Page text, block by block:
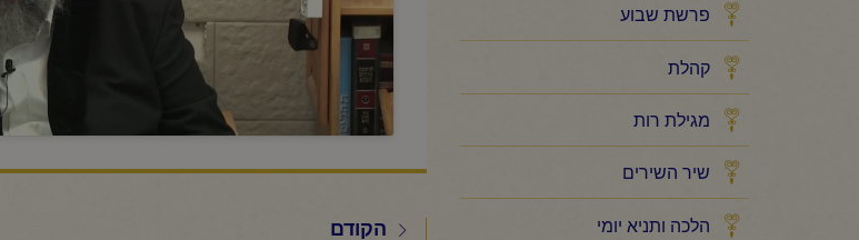
פרשת שבוע
קהלת
מגילת רות
שיר השירים
הלכה ותניא יומי
הקודם